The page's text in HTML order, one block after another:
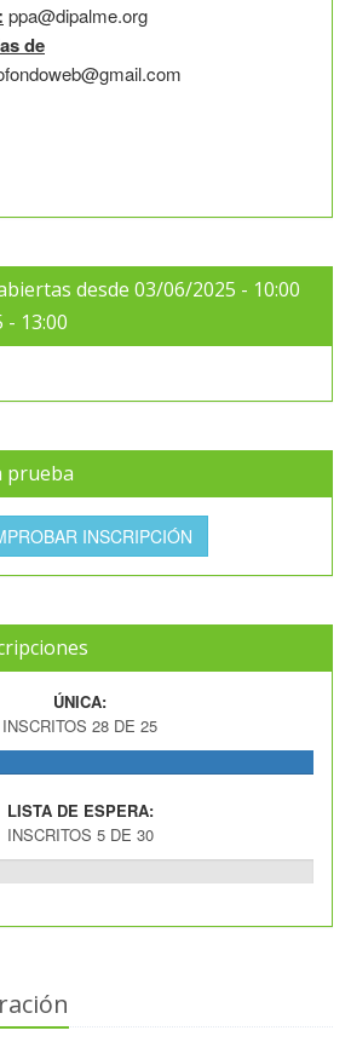
ppa@dipalme.org
de
desde 03/06/2025 - 10:00
13:00
prueba
INSCRIPCIÓN
ÚNICA:
INSCRITOS 28 DE 25
LISTA DE ESPERA:
INSCRITOS 5 DE 30